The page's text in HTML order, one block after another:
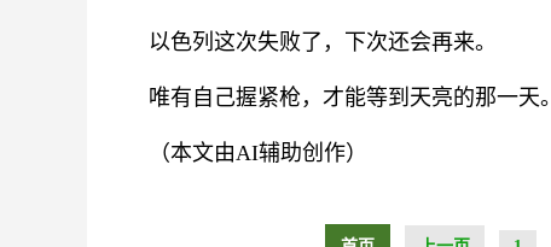
以色列这次失败了，下次还会再来。
唯有自己握紧枪，才能等到天亮的那一天。
（本文由AI辅助创作）